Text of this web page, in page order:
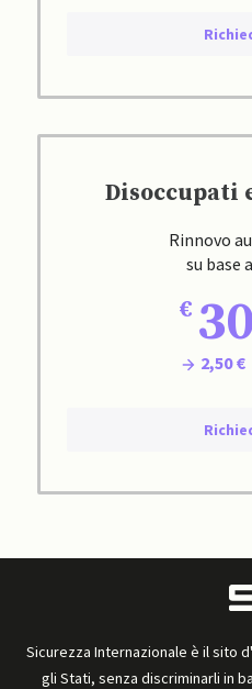
Disoccupati
Rinnovo
su base
30
2,50 €
Sicurezza Internazionale è il sito
gli Stati, senza discriminarli in